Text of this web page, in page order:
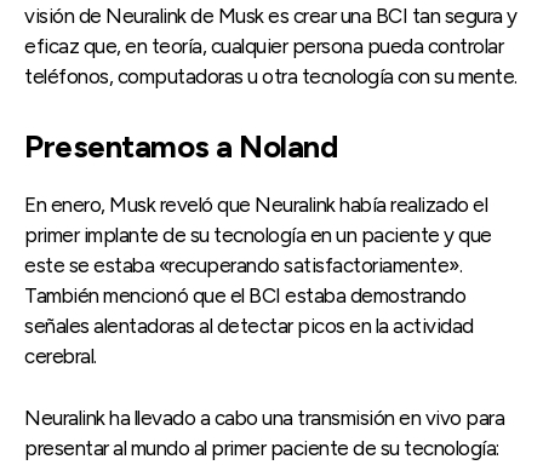
visión de Neuralink de Musk es crear una BCI tan segura y
eficaz que, en teoría, cualquier persona pueda controlar
teléfonos, computadoras u otra tecnología con su mente.
Presentamos a Noland
En enero, Musk reveló que Neuralink había realizado el
primer implante de su tecnología en un paciente y que
este se estaba «recuperando satisfactoriamente».
También mencionó que el BCI estaba demostrando
señales alentadoras al detectar picos en la actividad
cerebral.
Neuralink ha llevado a cabo una transmisión en vivo para
presentar al mundo al primer paciente de su tecnología: